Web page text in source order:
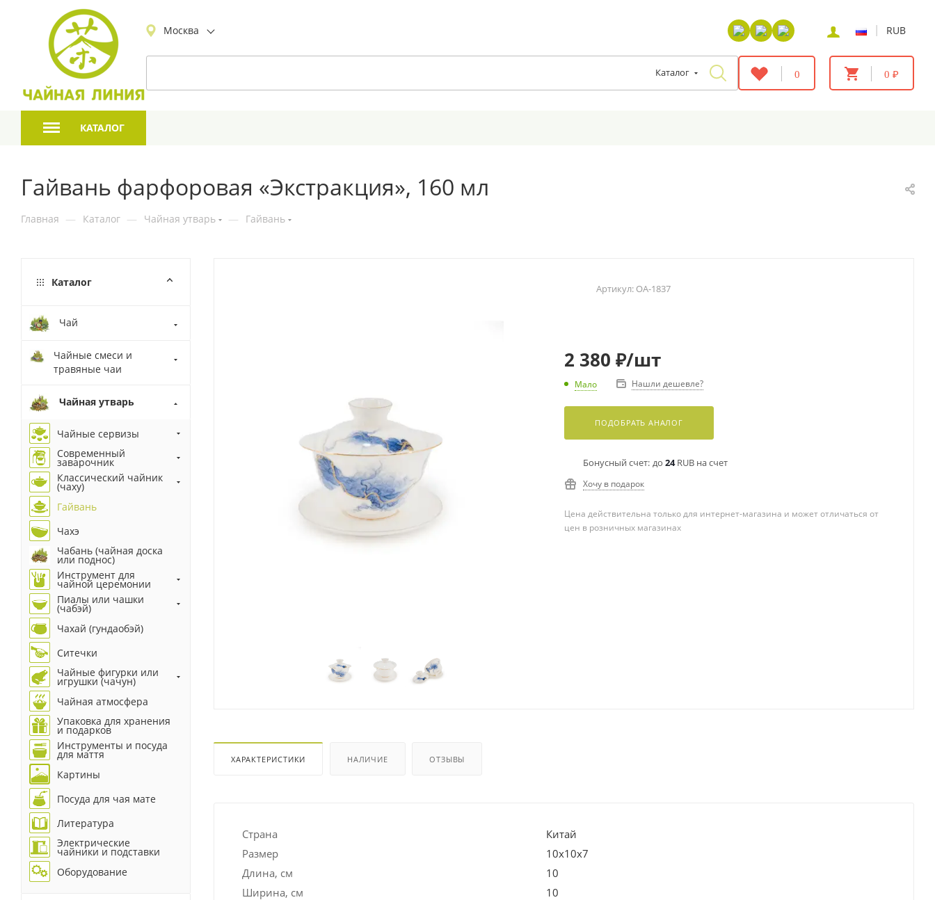
Москва | RUB
Каталог 0 0 ₽
КАТАЛОГ
Гайвань фарфоровая «Экстракция», 160 мл
Главная — Каталог — Чайная утварь — Гайвань
Артикул: OA-1837
2 380 ₽/шт
Мало Нашли дешевле?
ПОДОБРАТЬ АНАЛОГ
Бонусный счет: до 24RUB на счет
Хочу в подарок
Цена действительна только для интернет-магазина и может отличаться от
цен в розничных магазинах
ХАРАКТЕРИСТИКИ НАЛИЧИЕ ОТЗЫВЫ
Страна
Китай
Размер
10х10х7
Длина, см
10
Ширина, см
10
Каталог
Чай
Чайные смеси и
травяные чаи
Чайная утварь
Чайные сервизы
Современный
заварочник
Классический чайник
(чаху)
Гайвань
Чахэ
Чабань (чайная доска
или поднос)
Инструмент для
чайной церемонии
Пиалы или чашки
(чабэй)
Чахай (гундаобэй)
Ситечки
Чайные фигурки или
игрушки (чачун)
Чайная атмосфера
Упаковка для хранения
и подарков
Инструменты и посуда
для маття
Картины
Посуда для чая мате
Литература
Электрические
чайники и подставки
Оборудование